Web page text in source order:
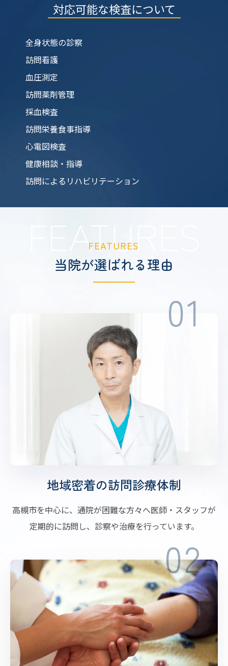
対応可能な検査について
全身状態の診察
訪問看護
血圧測定
訪問薬剤管理
採血検査
訪問栄養食事指導
心電図検査
健康相談・指導
訪問によるリハビリテーション
FEATURES
FEATURES
当院が選ばれる理由
地域密着の訪問診療体制
高槻市を中心に、通院が困難な方々へ医師・スタッフが
定期的に訪問し、診察や治療を行っています。